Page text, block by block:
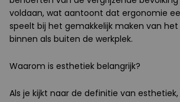
voldaan, wat aantoont dat ergonomie
speelt bij het gemakkelijk maken van het
binnen als buiten de werkplek.
Waarom is esthetiek belangrijk?
Als je kijkt naar de definitie van